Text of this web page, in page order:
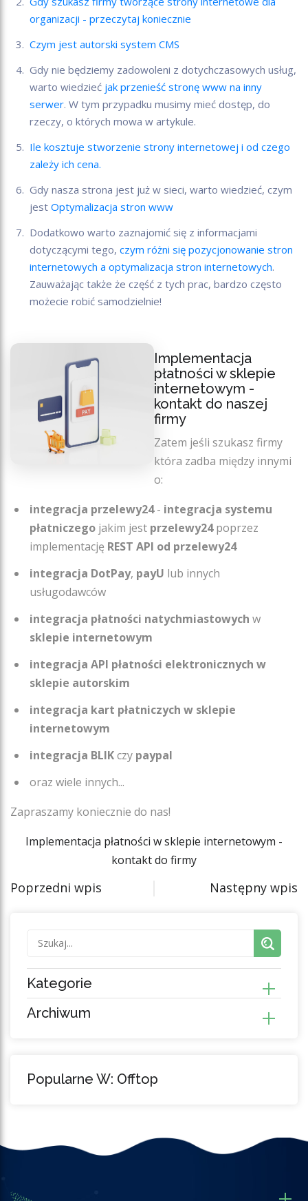
organizacji - przeczytaj koniecznie
Czym jest autorski system CMS
Gdy nie będziemy zadowoleni z dotychczasowych usług,
warto wiedzieć jak przenieść stronę www na inny
serwer. W tym przypadku musimy mieć dostęp, do
rzeczy, o których mowa w artykule.
Ile kosztuje stworzenie strony internetowej i od czego
zależy ich cena.
Gdy nasza strona jest już w sieci, warto wiedzieć, czym
jest Optymalizacja stron www
Dodatkowo warto zaznajomić się z informacjami
dotyczącymi tego, czym różni się pozycjonowanie stron
internetowych a optymalizacja stron internetowych.
Zauważając także że część z tych prac, bardzo często
możecie robić samodzielnie!
Implementacja
płatności w sklepie
internetowym -
kontakt do naszej
firmy
Zatem jeśli szukasz firmy
która zadba między innymi
o:
integracja przelewy24- integracja systemu
płatniczego jakim jest przelewy24poprzez
implementację REST API od przelewy24
integracja DotPay, payU lub innych
usługodawców
integracja płatności natychmiastowych w
sklepie internetowym
integracja API płatności elektronicznych w
sklepie autorskim
integracja kart płatniczych w sklepie
internetowym
integracja BLIKczy paypal
oraz wiele innych...
Zapraszamy koniecznie do nas!
Implementacja płatności w sklepie internetowym -
kontakt do firmy
Poprzedni wpis Następny wpis
Kategorie
Archiwum
Popularne W: Offtop